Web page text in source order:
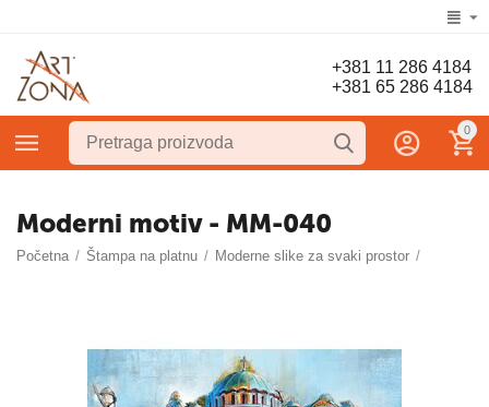
+381 11 286 4184
+381 65 286 4184
0
Moderni motiv - MM-040
Početna / Štampa na platnu / Moderne slike za svaki prostor /